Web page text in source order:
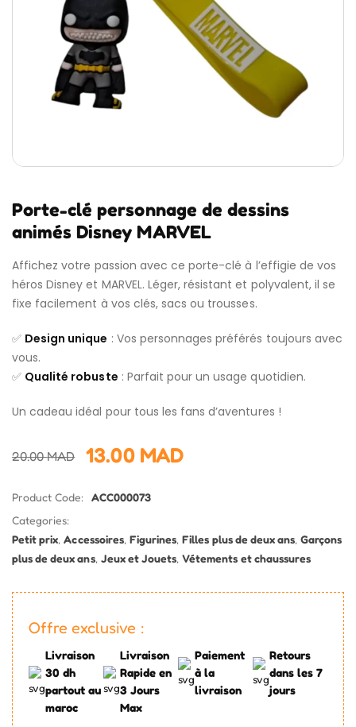
Porte-clé personnage de dessins
animés Disney MARVEL
Affichez votre passion avec ce porte-clé à l’effigie de vos
héros Disney et MARVEL. Léger, résistant et polyvalent, il se
fixe facilement à vos clés, sacs ou trousses.
✅ Design unique : Vos personnages préférés toujours avec
vous.
✅ Qualité robuste : Parfait pour un usage quotidien.
Un cadeau idéal pour tous les fans d’aventures !
20.00MAD 13.00 MAD
Product Code: ACC000073
Categories:
Petit prix,Accessoires, Figurines,Filles plus de deux ans,Garçons
plus de deux ans, Jeux et Jouets,Vétements et chaussures
Offre exclusive :
Livraison
30 dh
partout au
maroc
Livraison
Rapide en
3 Jours
Max
Paiement
à la
livraison
Retours
dans les 7
jours